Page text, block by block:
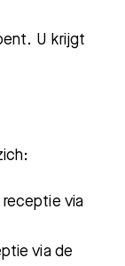
U krijgt
via
via de